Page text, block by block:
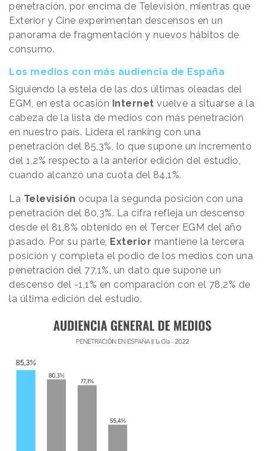
penetración, por encima de Televisión, mientras que
Exterior y Cine experimentan descensos en un
panorama de fragmentación y nuevos hábitos de
consumo.
Los medios con más audiencia de España
Siguiendo la estela de las dos últimas oleadas del
EGM, en esta ocasión Internet vuelve a situarse a la
cabeza de la lista de medios con más penetración
en nuestro país. Lidera el ranking con una
penetración del 85,3%, lo que supone un incremento
del 1,2% respecto a la anterior edición del estudio,
cuando alcanzó una cuota del 84,1%.
La Televisión ocupa la segunda posición con una
penetración del 80,3%. La cifra refleja un descenso
desde el 81,8% obtenido en el Tercer EGM del año
pasado. Por su parte, Exterior mantiene la tercera
posición y completa el podio de los medios con una
penetración del 77,1%, un dato que supone un
descenso del -1,1% en comparación con el 78,2% de
la última edición del estudio.